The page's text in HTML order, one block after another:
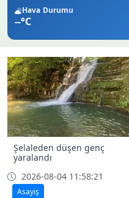
Hava Durumu
--°C
Şelaleden düşen genç
yaralandı
2026-08-04 11:58:21
Asayiş